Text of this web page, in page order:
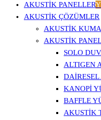
AKUSTİK PANELLER
AKUSTIK ÇÖZÜMLER
AKUSTIK
AKUSTIK
SOLO
ALTIGEN
KANOPI
BAFFLE
AKUSTIK